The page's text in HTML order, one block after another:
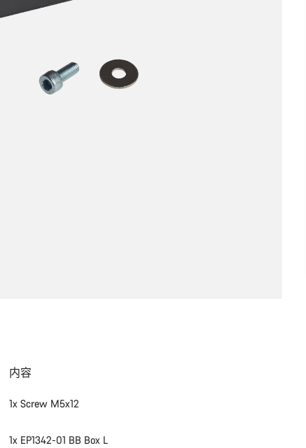
内容
1x Screw M5x12
1x EP1342-01 BB Box L